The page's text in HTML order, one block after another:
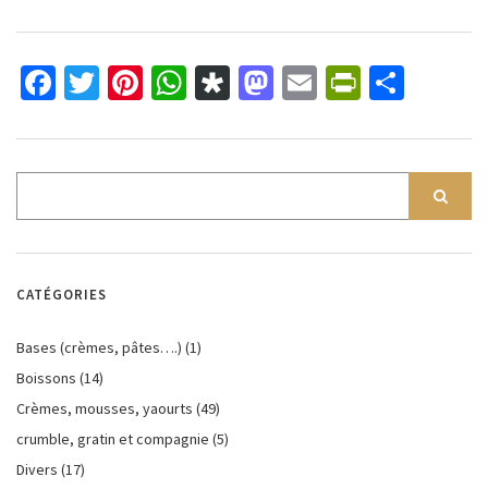
Facebook
Twitter
Pinterest
WhatsApp
Diaspora
Mastodon
Email
CATÉGORIES
Bases (crèmes, pâtes….) (1)
Boissons (14)
Crèmes, mousses, yaourts (49)
crumble, gratin et compagnie (5)
Divers (17)